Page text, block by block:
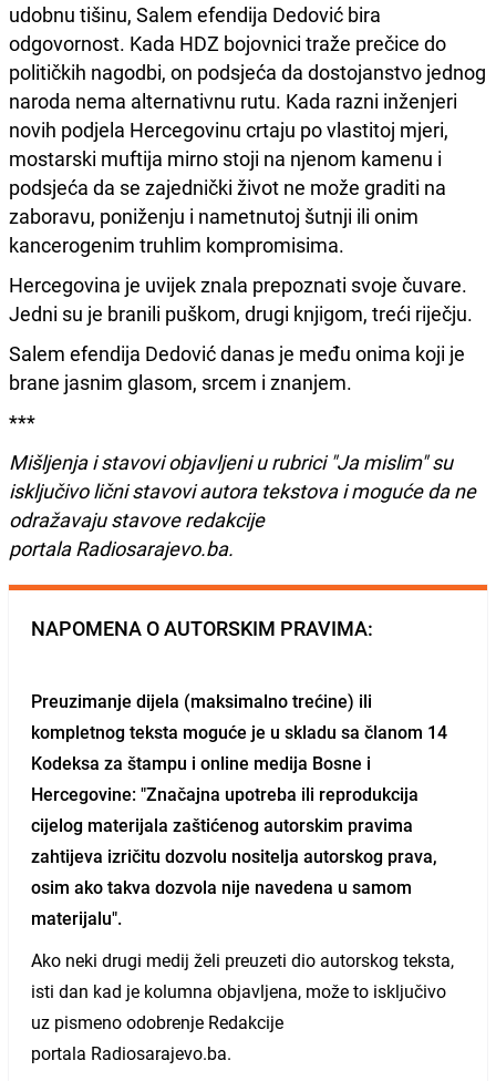
udobnu tišinu, Salem efendija Dedović bira
odgovornost. Kada HDZ bojovnici traže prečice do
političkih nagodbi, on podsjeća da dostojanstvo jednog
naroda nema alternativnu rutu. Kada razni inženjeri
novih podjela Hercegovinu crtaju po vlastitoj mjeri,
mostarski muftija mirno stoji na njenom kamenu i
podsjeća da se zajednički život ne može graditi na
zaboravu, poniženju i nametnutoj šutnji ili onim
kancerogenim truhlim kompromisima.
Hercegovina je uvijek znala prepoznati svoje čuvare.
Jedni su je branili puškom, drugi knjigom, treći riječju.
Salem efendija Dedović danas je među onima koji je
brane jasnim glasom, srcem i znanjem.
***
Mišljenja i stavovi objavljeni u rubrici "Ja mislim" su
isključivo lični stavovi autora tekstova i moguće da ne
odražavaju stavove redakcije
portala Radiosarajevo.ba.
NAPOMENA O AUTORSKIM PRAVIMA:
Preuzimanje dijela (maksimalno trećine) ili
kompletnog teksta moguće je u skladu sa članom 14
Kodeksa za štampu i online medija Bosne i
Hercegovine: "Značajna upotreba ili reprodukcija
cijelog materijala zaštićenog autorskim pravima
zahtijeva izričitu dozvolu nositelja autorskog prava,
osim ako takva dozvola nije navedena u samom
materijalu".
Ako neki drugi medij želi preuzeti dio autorskog teksta,
isti dan kad je kolumna objavljena, može to isključivo
uz pismeno odobrenje Redakcije
portala Radiosarajevo.ba.